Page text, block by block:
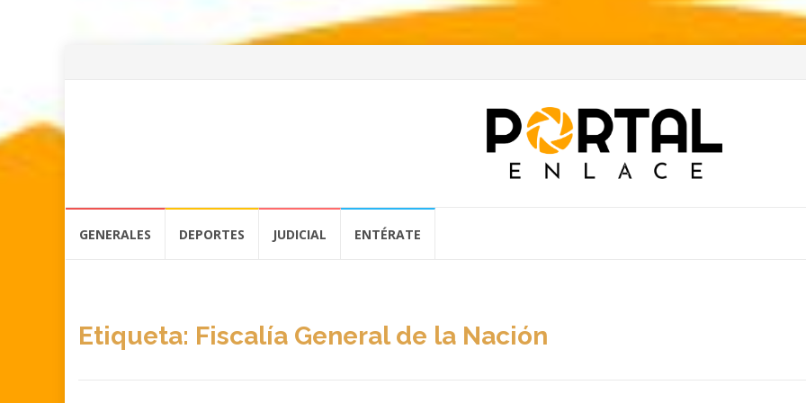
GENERALES DEPORTES JUDICIAL ENTÉRATE
Etiqueta: Fiscalía General de la Nación